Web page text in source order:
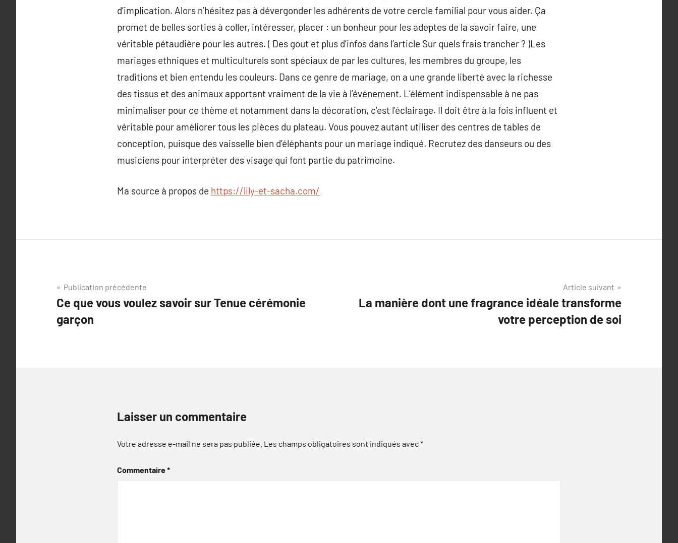
d’implication. Alors n’hésitez pas à dévergonder les adhérents de votre cercle familial pour vous aider. Ça
promet de belles sorties à coller, intéresser, placer : un bonheur pour les adeptes de la savoir faire, une
véritable pétaudière pour les autres. ( Des gout et plus d’infos dans l’article Sur quels frais trancher ? )Les
mariages ethniques et multiculturels sont spéciaux de par les cultures, les membres du groupe, les
traditions et bien entendu les couleurs. Dans ce genre de mariage, on a une grande liberté avec la richesse
des tissus et des animaux apportant vraiment de la vie à l’événement. L’élément indispensable à ne pas
minimaliser pour ce thème et notamment dans la décoration, c’est l’éclairage. Il doit être à la fois influent et
véritable pour améliorer tous les pièces du plateau. Vous pouvez autant utiliser des centres de tables de
conception, puisque des vaisselle bien d’éléphants pour un mariage indiqué. Recrutez des danseurs ou des
musiciens pour interpréter des visage qui font partie du patrimoine.
Ma source à propos de https://lily-et-sacha.com/
Navigation
de
l’article
Publication précédente
Ce que vous voulez savoir sur Tenue cérémonie
garçon
Article suivant
La manière dont une fragrance idéale transforme
votre perception de soi
Laisser un commentaire
Votre adresse e-mail ne sera pas publiée. Les champs obligatoires sont indiqués avec*
Commentaire*